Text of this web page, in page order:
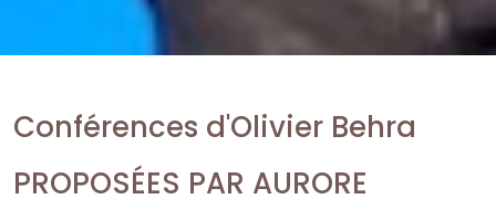
Conférences d'Olivier Behra
PROPOSÉES PAR AURORE